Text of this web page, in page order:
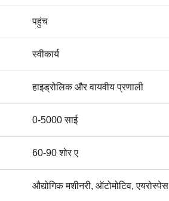
पहुंच
स्वीकार्य
हाइड्रोलिक और वायवीय प्रणाली
0-5000 साई
60-90 शोर ए
औद्योगिक मशीनरी, ऑटोमोटिव, एयरोस्पेस